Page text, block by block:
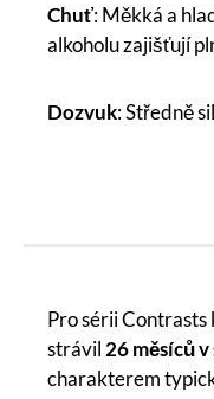
Chuť: Měkká a
alkoholu zajišťují
Dozvuk: Středně
Pro sérii
strávil 26 měsíců
charakterem